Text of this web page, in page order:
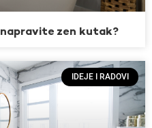
zen kutak?
IDEJE I RADOVI